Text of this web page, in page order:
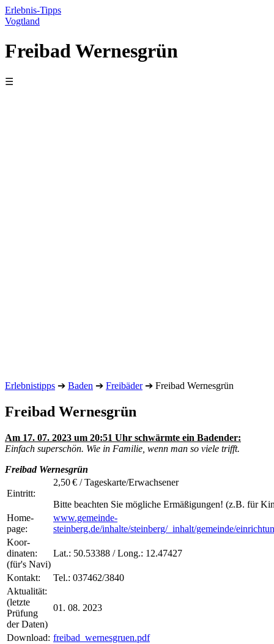
Erlebnis-Tipps
Vogtland
Freibad Wernesgrün
☰
Erlebnistipps ➔ Baden ➔ Freibäder➔ Freibad Wernesgrün
Freibad Wernesgrün
Am 17. 07. 2023 um 20:51 Uhr schwärmte ein Badender:
Einfach superschön. Wie in Familie, wenn man so viele trifft.
Freibad Wernesgrün
Eintritt:
2,50 € / Tageskarte/Erwachsener
Bitte beachten Sie mögliche Ermäßigungen! (z.B. für
Home­
page:
www.gemeinde-
steinberg.de/inhalte/steinberg/_inhalt/gemeinde/
Koor­
dinaten:
(für's Navi)
Lat.: 50.53388 / Long.: 12.47427
Kontakt:
Tel.: 037462/3840
Aktualität:
(letzte
Prüfung
der Daten)
01. 08. 2023
Download: freibad_ wernesgruen.pdf